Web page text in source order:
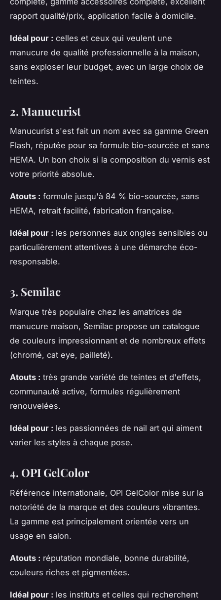
rapport qualité/prix, application facile à domicile.
Idéal pour : celles et ceux qui veulent une
manucure de qualité professionnelle à la maison,
sans exploser leur budget, avec un large choix de
teintes.
2. Manucurist
Manucurist s'est fait un nom avec sa gamme Green
Flash, réputée pour sa formule bio-sourcée et sans
HEMA. Un bon choix si la composition du vernis est
votre priorité absolue.
Atouts : formule jusqu'à 84 % bio-sourcée, sans
HEMA, retrait facilité, fabrication française.
Idéal pour : les personnes aux ongles sensibles ou
particulièrement attentives à une démarche éco-
responsable.
3. Semilac
Marque très populaire chez les amatrices de
manucure maison, Semilac propose un catalogue
de couleurs impressionnant et de nombreux effets
(chromé, cat eye, pailleté).
Atouts : très grande variété de teintes et d'effets,
communauté active, formules régulièrement
renouvelées.
Idéal pour : les passionnées de nail art qui aiment
varier les styles à chaque pose.
4. OPI GelColor
Référence internationale, OPI GelColor mise sur la
notoriété de la marque et des couleurs vibrantes.
La gamme est principalement orientée vers un
usage en salon.
Atouts : réputation mondiale, bonne durabilité,
couleurs riches et pigmentées.
Idéal pour : les instituts et celles qui recherchent